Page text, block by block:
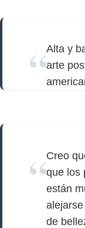
Alta y
arte
Creo
que los
están
de